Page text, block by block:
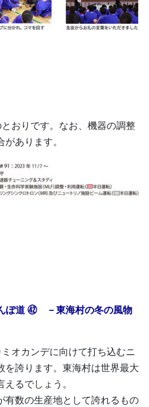
おりです。なお、機器の調整
あります。
ぽ道 ㊷ －東海村の冬の風物
オカンデに向けて打ち込むニ
を誇ります。東海村は世界最大
るでしょう。
数の生産地として誇れるもの